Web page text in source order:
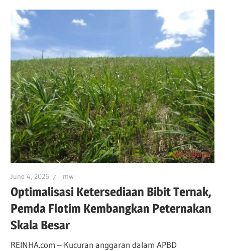
June 4, 2026 jmw
Optimalisasi Ketersediaan Bibit Ternak,
Pemda Flotim Kembangkan Peternakan
Skala Besar
REINHA.com – Kucuran anggaran dalam APBD